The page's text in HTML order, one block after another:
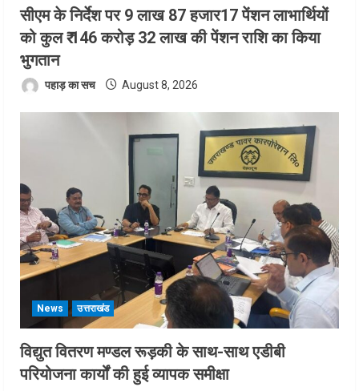
सीएम के निर्देश पर 9 लाख 87 हजार17 पेंशन लाभार्थियों
को कुल ₹ 146 करोड़ 32 लाख की पेंशन राशि का किया
भुगतान
पहाड़ का सच August 8, 2026
News उत्तराखंड
विद्युत वितरण मण्डल रूड़की के साथ-साथ एडीबी
परियोजना कार्यों की हुई व्यापक समीक्षा